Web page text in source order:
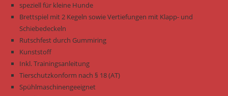
speziell für kleine Hunde
Brettspiel mit 2 Kegeln sowie Vertiefungen mit Klapp- und
Schiebedeckeln
Rutschfest durch Gummiring
Kunststoff
Inkl. Trainingsanleitung
Tierschutzkonform nach § 18 (AT)
Spühlmaschinengeeignet